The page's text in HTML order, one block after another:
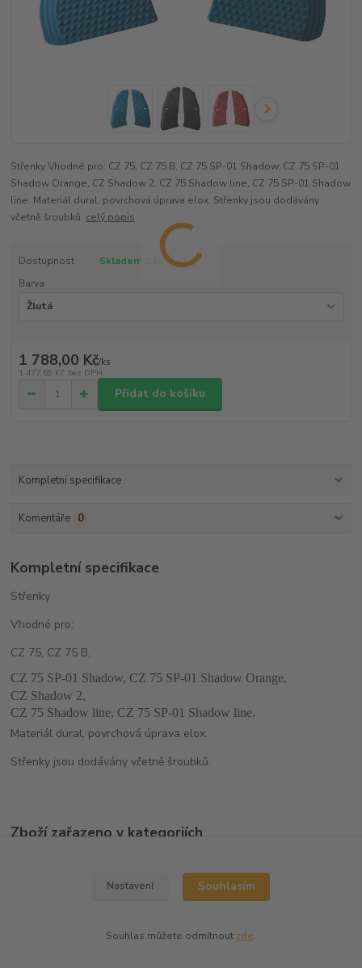
Střenky Vhodné pro: CZ 75, CZ 75 B, CZ 75 SP-01 Shadow, CZ 75 SP-01
Shadow Orange, CZ Shadow 2, CZ 75 Shadow line, CZ 75 SP-01 Shadow
line. Materiál dural, povrchová úprava elox. Střenky jsou dodávány
včetně šroubků. celý popis
Dostupnost
Skladem 2 ks
Barva
1 788,00 Kč/ks
1 477,69 Kč bez DPH
Přidat do košíku
Kompletní specifikace
Komentáře 0
Kompletní specifikace
Střenky
Vhodné pro:
CZ 75, CZ 75 B,
CZ 75 SP-01 Shadow, CZ 75 SP-01 Shadow Orange,
CZ Shadow 2,
CZ 75 Shadow line, CZ 75 SP-01 Shadow line.
Materiál dural, povrchová úprava elox.
Střenky jsou dodávány včetně šroubků.
Zboží zařazeno v kategoriích
Nastavení Souhlasím
Souhlas můžete odmítnout zde.